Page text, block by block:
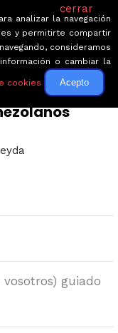
guiado
cerrar
analizar la navegación
y permitirte compartir
consideramos
o cambiar la
cookies Acepto